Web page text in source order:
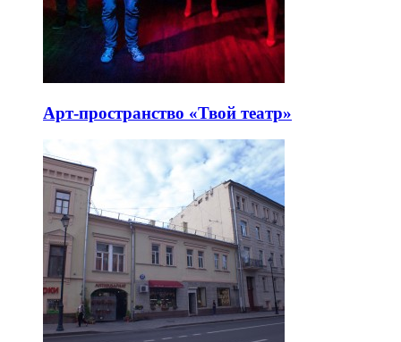
Арт-пространство «Твой театр»